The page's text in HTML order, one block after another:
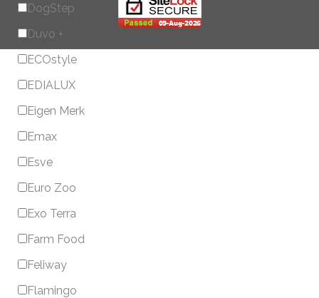
DogStep
Duvo +
ECOstyle
EDIALUX
Eigen Merk
Emax
Esve
Euro Zoo
Exo Terra
Farm Food
Feliway
Flamingo